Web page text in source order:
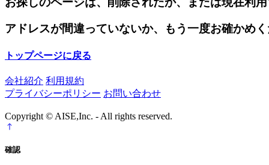
アドレスが間違っていないか、もう一度お確かめ
トップページに戻る
会社紹介 利用規約
プライバシーポリシー お問い合わせ
Copyright © AISE,Inc. - All rights reserved.
確認